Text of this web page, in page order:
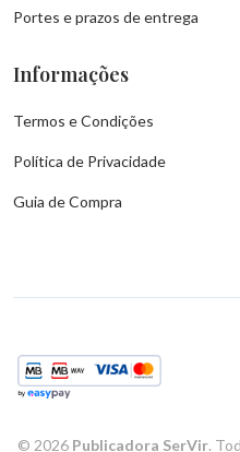
Portes e prazos de entrega
Informações
Termos e Condições
Política de Privacidade
Guia de Compra
© 2026 Publicadora SerVir.